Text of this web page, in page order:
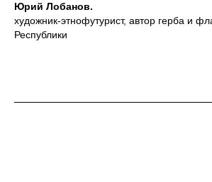
Юрий Лобанов.
художник-этнофутурист, автор герба и
Республики